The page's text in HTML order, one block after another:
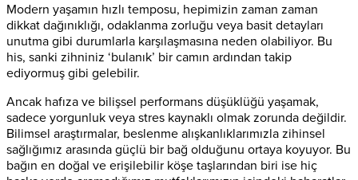
Modern yaşamın hızlı temposu, hepimizin zaman zaman
dikkat dağınıklığı, odaklanma zorluğu veya basit detayları
unutma gibi durumlarla karşılaşmasına neden olabiliyor. Bu
his, sanki zihniniz ‘bulanık’ bir camın ardından takip
ediyormuş gibi gelebilir.
Ancak hafıza ve bilişsel performans düşüklüğü yaşamak,
sadece yorgunluk veya stres kaynaklı olmak zorunda değildir.
Bilimsel araştırmalar, beslenme alışkanlıklarımızla zihinsel
sağlığımız arasında güçlü bir bağ olduğunu ortaya koyuyor. Bu
bağın en doğal ve erişilebilir köşe taşlarından biri ise hiç